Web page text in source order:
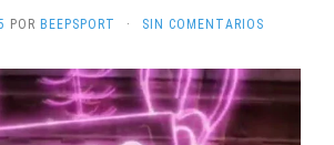
POR BEEPSPORT · SIN COMENTARIOS